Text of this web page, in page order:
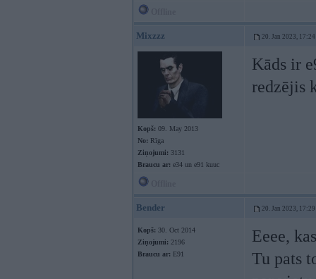
Mixzzz 20. Jan 2023, 17:24
Kopš: 09. May 2013
No: Rīga
Ziņojumi: 3131
Braucu ar: e34 un e91 kuuc
Kāds ir
redzējis
Bender 20. Jan 2023, 17:29
Kopš: 30. Oct 2014
Ziņojumi: 2196
Braucu ar: E91
Eeee,
Tu pats